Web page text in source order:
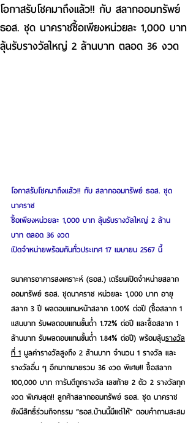
โอกาสรับโชคมาถึงแล้ว!! กับ สลากออมทรัพย์
ธอส. ชุด นาคราชซื้อเพียงหน่วยละ 1,000 บาท
ลุ้นรับรางวัลใหญ่ 2 ล้านบาท ตลอด 36 งวด
โอกาสรับโชคมาถึงแล้ว!! กับ สลากออมทรัพย์ ธอส. ชุด
นาคราช
ซื้อเพียงหน่วยละ 1,000 บาท ลุ้นรับรางวัลใหญ่ 2 ล้าน
บาท ตลอด 36 งวด
เปิดจำหน่ายพร้อมกันทั่วประเทศ 17 เมษายน 2567 นี้
ธนาคารอาคารสงเคราะห์ (ธอส.) เตรียมเปิดจำหน่ายสลาก
ออมทรัพย์ ธอส. ชุดนาคราช หน่วยละ 1,000 บาท อายุ
สลาก 3 ปี ผลตอบแทนหน้าสลาก 1.00% ต่อปี (ซื้อสลาก 1
แสนบาท รับผลตอบแทนขั้นต่ำ 1.72% ต่อปี และซื้อสลาก 1
ล้านบาท รับผลตอบแทนขั้นต่ำ 1.84% ต่อปี) พร้อมลุ้นรางวัล
ที่ 1 มูลค่ารางวัลสูงถึง 2 ล้านบาท จำนวน 1 รางวัล และ
รางวัลอื่น ๆ อีกมากมายรวม 36 งวด พิเศษ!! ซื้อสลาก
100,000 บาท การันตีถูกรางวัล เลขท้าย 2 ตัว 2 รางวัลทุก
งวด พิเศษสุด!! ลูกค้าสลากออมทรัพย์ ธอส. ชุด นาคราช
ยังมีสิทธิ์ร่วมกิจกรรม “ธอส.บ้านนี้มีแต่ให้” ตอบคำถามสะสม